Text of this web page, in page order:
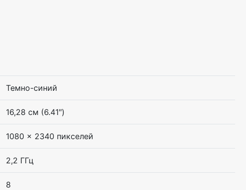
Темно-синий
16,28 см (6.41″)
1080 x 2340 пикселей
2,2 ГГц
8